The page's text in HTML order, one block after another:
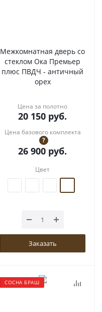
Межкомнатная дверь со
стеклом Ока Премьер
плюс ПВДЧ - античный
орех
Цена за полотно
20 150 руб.
Цена базового комплекта
?
26 900 руб.
Цвет
Заказать
СОСНА БРАШ